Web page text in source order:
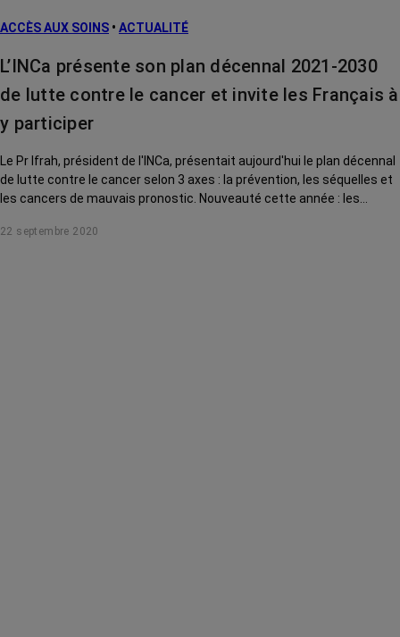
ACCÈS AUX SOINS • ACTUALITÉ
L’INCa présente son plan décennal 2021-2030
de lutte contre le cancer et invite les Français à
y participer
Le Pr Ifrah, président de l'INCa, présentait aujourd'hui le plan décennal
de lutte contre le cancer selon 3 axes : la prévention, les séquelles et
les cancers de mauvais pronostic. Nouveauté cette année : les
22 septembre 2020